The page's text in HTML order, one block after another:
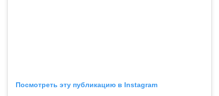
Посмотреть эту публикацию в Instagram